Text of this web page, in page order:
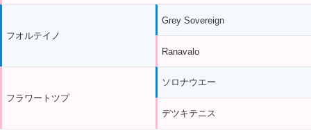
フオルテイノ
フラワートツプ
Grey Sovereign
Ranavalo
ソロナウエー
デツキテニス